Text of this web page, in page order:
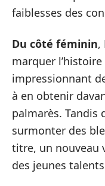
faiblesses des
Du côté féminin,
marquer
impressionnant
à en obtenir
palmarès. Tandis
surmonter des
titre, un nouveau
des jeunes